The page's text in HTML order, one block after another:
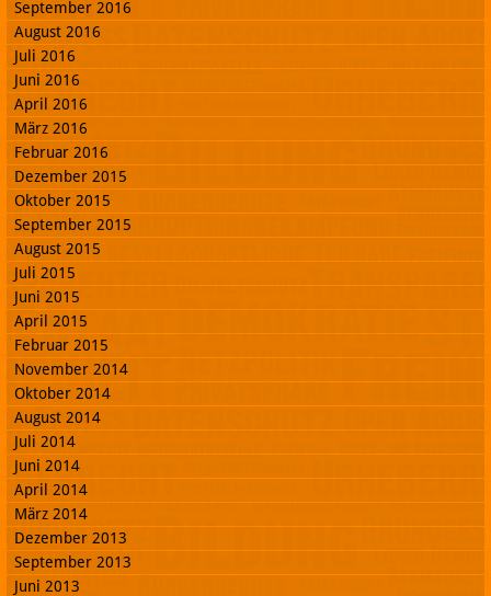
September 2016
August 2016
Juli 2016
Juni 2016
April 2016
März 2016
Februar 2016
Dezember 2015
Oktober 2015
September 2015
August 2015
Juli 2015
Juni 2015
April 2015
Februar 2015
November 2014
Oktober 2014
August 2014
Juli 2014
Juni 2014
April 2014
März 2014
Dezember 2013
September 2013
Juni 2013